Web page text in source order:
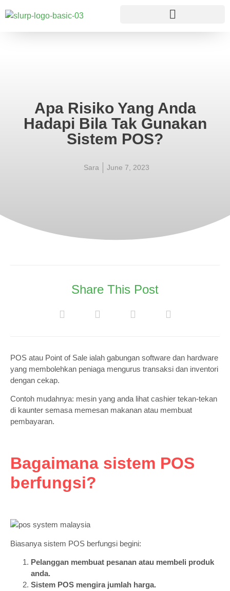
Apa Risiko Yang Anda
Hadapi Bila Tak Gunakan
Sistem POS?
Sara June 7, 2023
Share This Post
POS atau Point of Sale ialah gabungan software dan hardware
yang membolehkan peniaga mengurus transaksi dan inventori
dengan cekap.
Contoh mudahnya: mesin yang anda lihat cashier tekan-tekan
di kaunter semasa memesan makanan atau membuat
pembayaran.
Bagaimana sistem POS
berfungsi?
Biasanya sistem POS berfungsi begini:
Pelanggan membuat pesanan atau membeli produk
anda.
Sistem POS mengira jumlah harga.